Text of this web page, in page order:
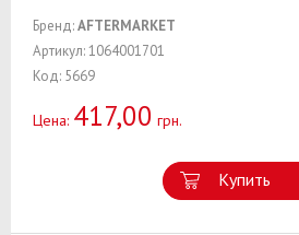
Бренд:AFTERMARKET
Артикул: 1064001701
Код: 5669
Цена: 417,00 грн.
Купить